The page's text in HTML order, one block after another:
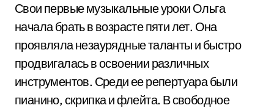
Свои первые музыкальные уроки Ольга
начала брать в возрасте пяти лет. Она
проявляла незаурядные таланты и быстро
продвигалась в освоении различных
инструментов. Среди ее репертуара были
пианино, скрипка и флейта. В свободное